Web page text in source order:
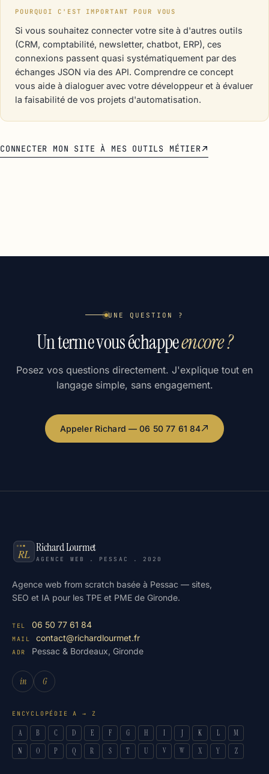
POURQUOI C'EST IMPORTANT POUR VOUS
Si vous souhaitez connecter votre site à d'autres outils
(CRM, comptabilité, newsletter, chatbot, ERP), ces
connexions passent quasi systématiquement par des
échanges JSON via des API. Comprendre ce concept
vous aide à dialoguer avec votre développeur et à évaluer
la faisabilité de vos projets d'automatisation.
CONNECTER MON SITE À MES OUTILS MÉTIER
UNE QUESTION ?
Un terme vous échappeencore ?
Posez vos questions directement. J'explique tout en
langage simple, sans engagement.
Appeler Richard — 06 50 77 61 84
Richard Lourmet
AGENCE WEB . PESSAC . 2020
Agence web from scratch basée à Pessac — sites,
SEO et IA pour les TPE et PME de Gironde.
TEL 06 50 77 61 84
MAIL contact@richardlourmet.fr
ADR Pessac & Bordeaux, Gironde
in G
ENCYCLOPÉDIE A → Z
A B C D E F G H I J K L
M
N
O P Q R S T U V W X Y Z